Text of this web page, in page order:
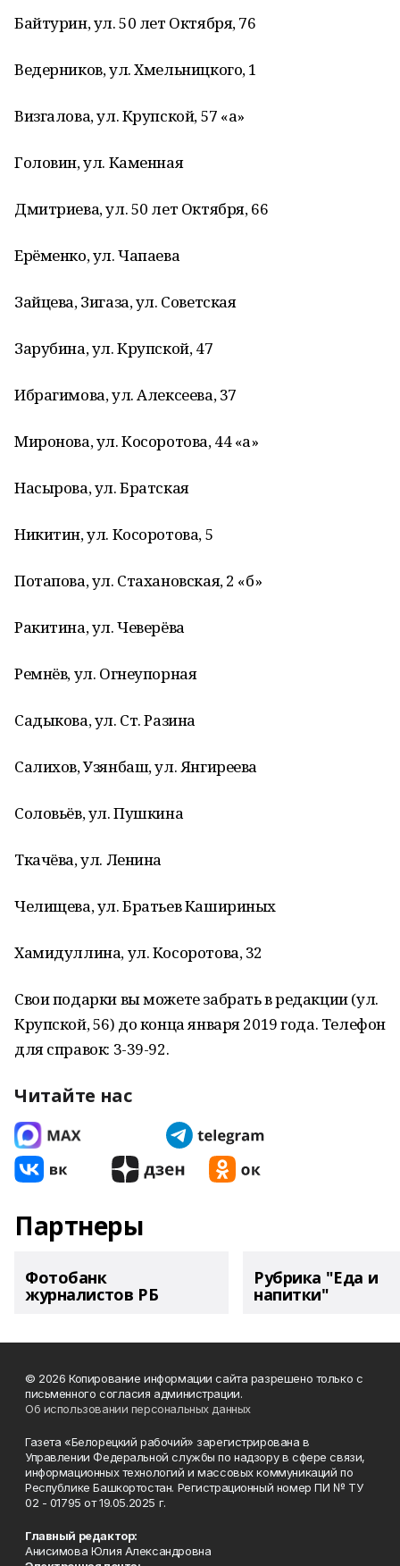
Байтурин, ул. 50 лет Октября, 76
Ведерников, ул. Хмельницкого, 1
Визгалова, ул. Крупской, 57 «а»
Головин, ул. Каменная
Дмитриева, ул. 50 лет Октября, 66
Ерёменко, ул. Чапаева
Зайцева, Зигаза, ул. Советская
Зарубина, ул. Крупской, 47
Ибрагимова, ул. Алексеева, 37
Миронова, ул. Косоротова, 44 «а»
Насырова, ул. Братская
Никитин, ул. Косоротова, 5
Потапова, ул. Стахановская, 2 «б»
Ракитина, ул. Чеверёва
Ремнёв, ул. Огнеупорная
Садыкова, ул. Ст. Разина
Салихов, Узянбаш, ул. Янгиреева
Соловьёв, ул. Пушкина
Ткачёва, ул. Ленина
Челищева, ул. Братьев Кашириных
Хамидуллина, ул. Косоротова, 32
Свои подарки вы можете забрать в редакции (ул.
Крупской, 56) до конца января 2019 года. Телефон
для справок: 3-39-92.
Читайте нас
Партнеры
Фотобанк
журналистов РБ
Рубрика "Еда и
напитки"
© 2026 Копирование информации сайта разрешено только с
письменного согласия администрации.
Об использовании персональных данных
Газета «Белорецкий рабочий» зарегистрирована в
Управлении Федеральной службы по надзору в сфере связи,
информационных технологий и массовых коммуникаций по
Республике Башкортостан. Регистрационный номер ПИ № ТУ
02 - 01795 от 19.05.2025 г.
Главный редактор:
Анисимова Юлия Александровна